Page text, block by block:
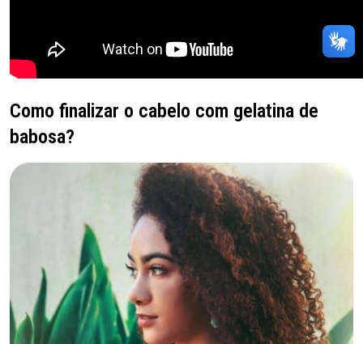
Como finalizar o cabelo com gelatina de
babosa?